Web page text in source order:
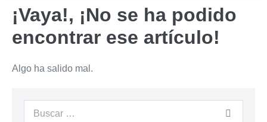
Nuestros Cursos
¡Vaya!, ¡No se ha podido
encontrar ese artículo!
Algo ha salido mal.